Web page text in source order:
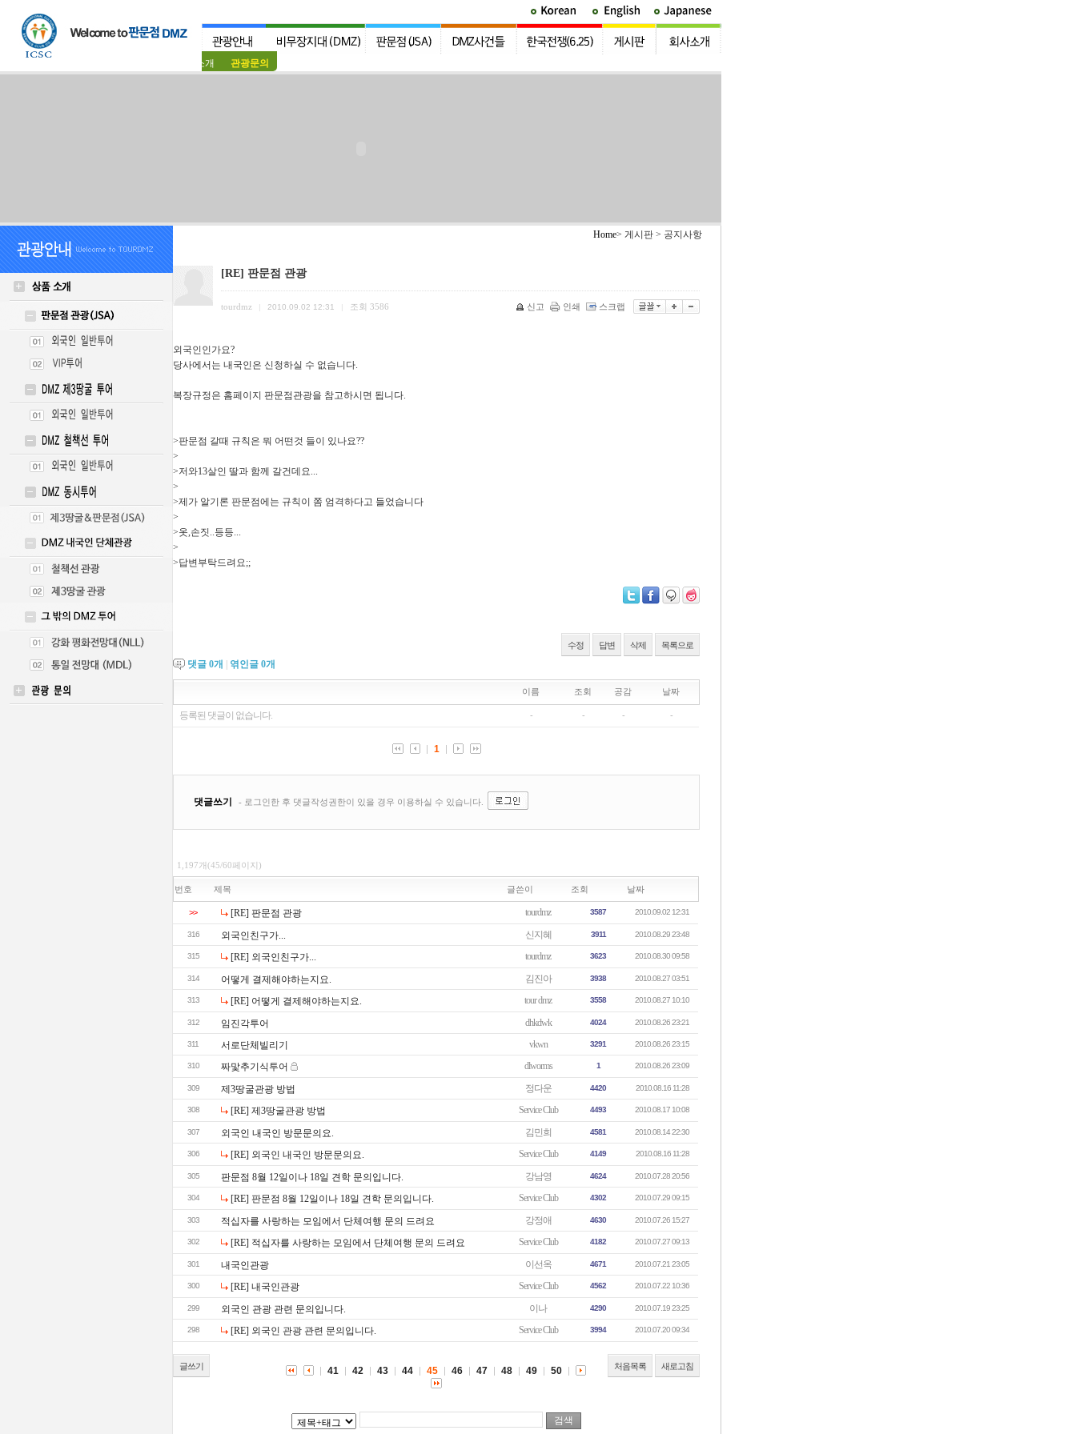
상품소개 관광문의
Home> 게시판 > 공지사항
[RE] 판문점 관광
tourdmz 2010.09.02 12:31 조회 3586 신고 인쇄 스크랩
외국인인가요?
당사에서는 내국인은 신청하실 수 없습니다.
복장규정은 홈페이지 판문점관광을 참고하시면 됩니다.
>판문점 갈때 규칙은 뭐 어떤것 들이 있나요??
>
>저와13살인 딸과 함께 갈건데요...
>
>제가 알기론 판문점에는 규칙이 쫌 엄격하다고 들었습니다
>
>옷,손짓..등등...
>
>답변부탁드려요;;
수정 답변 삭제 목록으로
댓글 0개 엮인글 0개
1,197개(45/60페이지)
번호 제목 글쓴이 조회 날짜
>> [RE] 판문점 관광 tourdmz 3587 2010.09.02 12:31
316 외국인친구가... 신지혜 3911 2010.08.29 23:48
315 [RE] 외국인친구가... tourdmz 3623 2010.08.30 09:58
314 어떻게 결제해야하는지요. 김진아 3938 2010.08.27 03:51
313 [RE] 어떻게 결제해야하는지요. tour dmz 3558 2010.08.27 10:10
312 임진각투어 dhkdwk 4024 2010.08.26 23:21
311 서로단체빌리기 vkwn 3291 2010.08.26 23:15
310 짜맟추기식투어 dlworms 1 2010.08.26 23:09
309 제3땅굴관광 방법 정다운 4420 2010.08.16 11:28
308 [RE] 제3땅굴관광 방법 Service Club 4493 2010.08.17 10:08
307 외국인 내국인 방문문의요. 김민희 4581 2010.08.14 22:30
306 [RE] 외국인 내국인 방문문의요. Service Club 4149 2010.08.16 11:28
305 판문점 8월 12일이나 18일 견학 문의입니다. 강남영 4624 2010.07.28 20:56
304 [RE] 판문점 8월 12일이나 18일 견학 문의입니다. Service Club 4302 2010.07.29 09:15
303 적십자를 사랑하는 모임에서 단체여행 문의 드려요 강정애 4630 2010.07.26 15:27
302 [RE] 적십자를 사랑하는 모임에서 단체여행 문의 드려요 Service Club 4182 2010.07.27 09:13
301 내국인관광 이선옥 4671 2010.07.21 23:05
300 [RE] 내국인관광 Service Club 4562 2010.07.22 10:36
299 외국인 관광 관련 문의입니다. 이나 4290 2010.07.19 23:25
298 [RE] 외국인 관광 관련 문의입니다. Service Club 3994 2010.07.20 09:34
글쓰기 처음목록 새로고침
41 42 43 44 45 46 47 48 49 50